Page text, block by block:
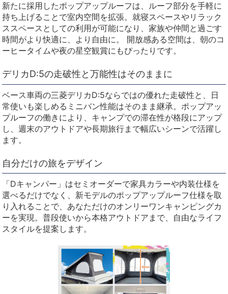
新たに採用したポップアップルーフは、ルーフ部分を手軽に
持ち上げることで室内空間を拡張。就寝スペースやリラック
ススペースとしての利用が可能になり、家族や仲間と過ごす
時間がより快適に、より自由に。 開放感ある空間は、朝のコ
ーヒータイムや夜の星空観賞にもぴったりです。
デリカD:5の走破性と万能性はそのままに
ベース車両の三菱デリカD:5ならではの優れた走破性と、日
常使いも楽しめるミニバン性能はそのまま継承。ポップアッ
プルーフの働きにより、キャンプでの滞在性が格段にアップ
し、週末のアウトドアや長期旅行まで幅広いシーンで活躍し
ます。
自分だけの旅をデザイン
「Dキャンパー」はセミオーダーで家具カラーや内装仕様を
選べるだけでなく、新モデルのポップアップルーフ仕様を取
り入れることで、あなただけのオンリーワンキャンピングカ
ーを実現。普段使いから本格アウトドアまで、自由なライフ
スタイルを提案します。